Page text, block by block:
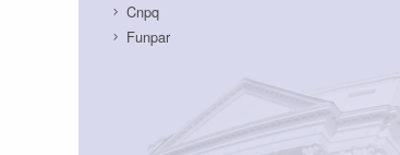
Cnpq
Funpar